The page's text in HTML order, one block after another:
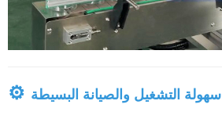
⚙ سهولة التشغيل والصيانة البسيطة